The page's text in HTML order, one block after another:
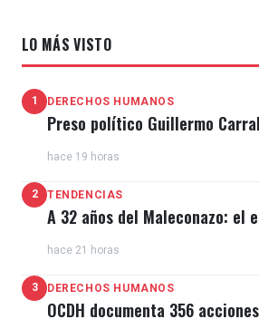
LO MÁS VISTO
1 DERECHOS HUMANOS
Preso político Guillermo
hace 19 horas
2 TENDENCIAS
A 32 años del Maleconazo: el
hace 21 horas
3 DERECHOS HUMANOS
OCDH documenta 356